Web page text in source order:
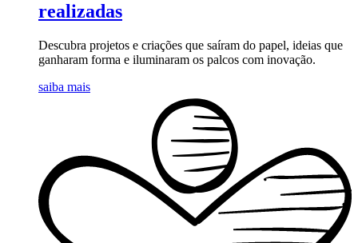
realizadas
Descubra projetos e criações que saíram do papel, ideias que
ganharam forma e iluminaram os palcos com inovação.
saiba mais